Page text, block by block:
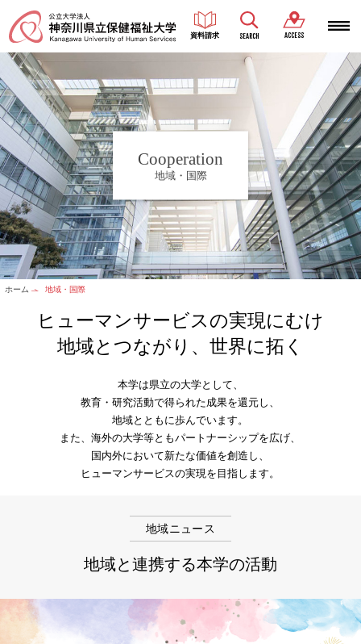
資料請求 SEARCH ACCESS
Cooperation
地域・国際
ホーム 地域・国際
ヒューマンサービスの実現にむけ
地域とつながり、世界に拓く
本学は県立の大学として、
教育・研究活動で得られた成果を還元し、
地域とともに歩んでいます。
また、海外の大学等ともパートナーシップを広げ、
国内外において新たな価値を創造し、
ヒューマンサービスの実現を目指します。
地域ニュース
地域と連携する本学の活動